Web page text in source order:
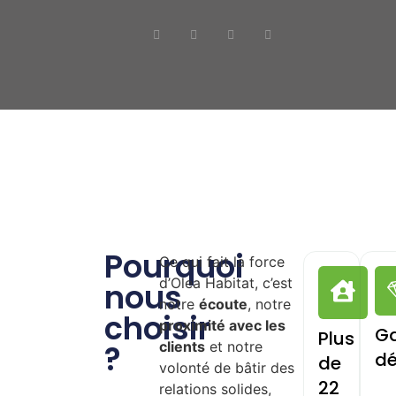
Pourquoi
nous
choisir
?
Ce qui fait la force
d’Olea Habitat, c’est
notre écoute, notre
proximité avec les
clientset notre
volonté de bâtir des
relations solides,
Plus
de
22